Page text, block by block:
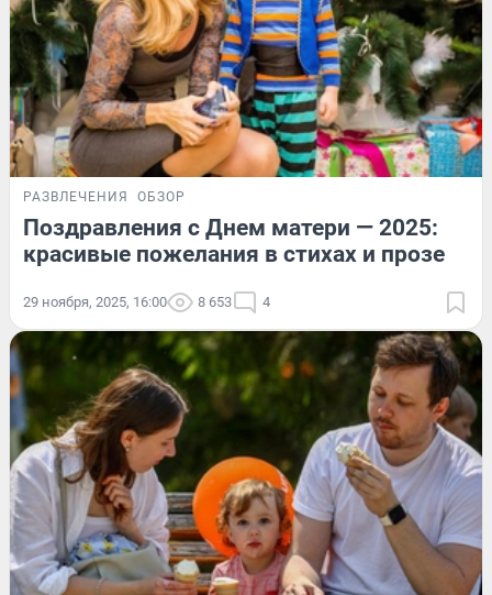
РАЗВЛЕЧЕНИЯ ОБЗОР
Поздравления с Днем матери — 2025:
красивые пожелания в стихах и прозе
29 ноября, 2025, 16:00 8 653 4